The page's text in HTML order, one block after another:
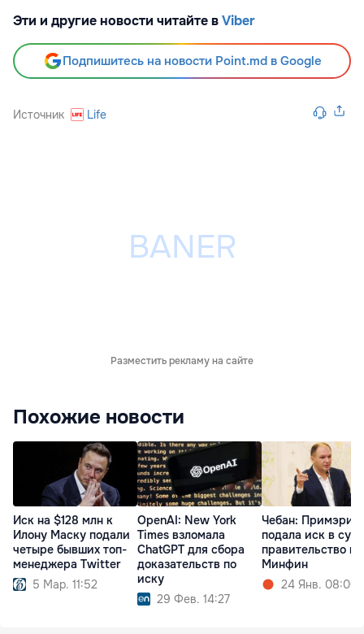
Эти и другие новости читайте вViber
Подпишитесь на новости Point.md в Google
Источник Life
Разместить рекламу на сайте
Похожие новости
Иск на $128 млн к
Илону Маску подали
четыре бывших топ-
менеджера Twitter
5 Мар. 11:52
OpenAI: New York
Times взломала
ChatGPT для сбора
доказательств по
иску
29 Фев. 14:27
Чебан: Примэрия
подала иск в суд
правительство и
Минфин
24 Янв. 08:00